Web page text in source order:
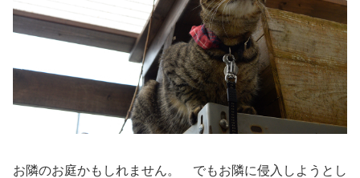
お隣のお庭かもしれません。 でもお隣に侵入しようとし